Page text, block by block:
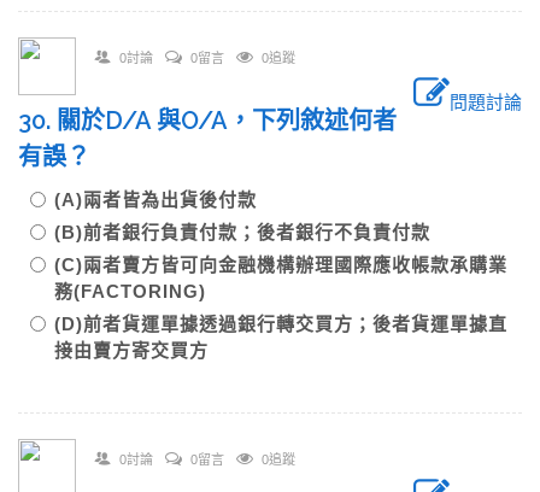
0討論 0留言 0追蹤
問題討論
30. 關於D/A 與O/A，下列敘述何者
有誤？
(A)兩者皆為出貨後付款
(B)前者銀行負責付款；後者銀行不負責付款
(C)兩者賣方皆可向金融機構辦理國際應收帳款承購業
務(FACTORING)
(D)前者貨運單據透過銀行轉交買方；後者貨運單據直
接由賣方寄交買方
0討論 0留言 0追蹤